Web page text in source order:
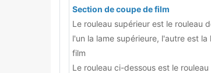
Section de coupe de film
Le rouleau supérieur est le rouleau
l'un la lame supérieure, l'autre est
film
Le rouleau ci-dessous est le